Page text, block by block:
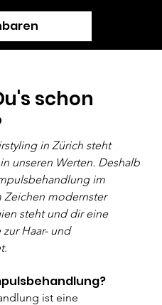
schon
in Zürich steht
unseren Werten. Deshalb
im
modernster
steht und dir eine
Haar- und
ist eine